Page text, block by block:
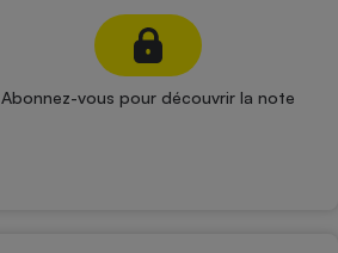
Abonnez-vous pour découvrir la note